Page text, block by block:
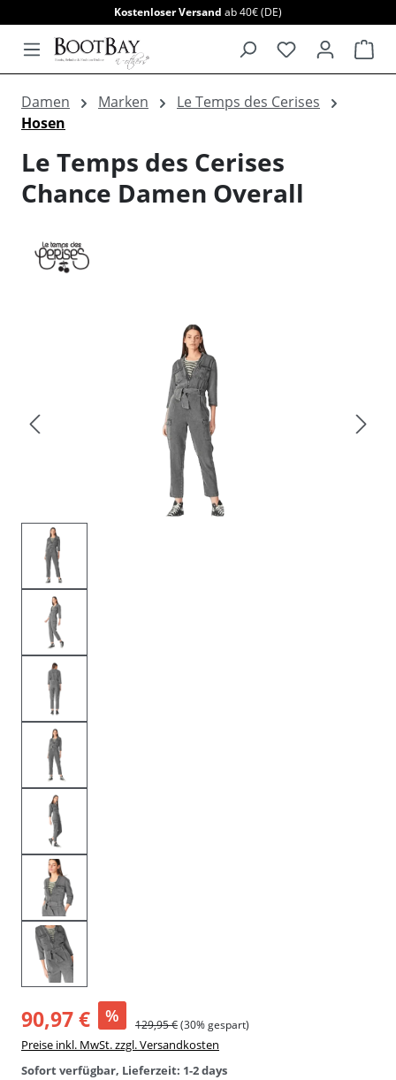
Kostenloser Versand ab 40€ (DE)
Damen Marken
Le Temps des Cerises
Hosen
Le Temps des Cerises
Chance Damen Overall
90,97 € % 129,95 €(30% gespart)
Preise inkl. MwSt. zzgl. Versandkosten
Sofort verfügbar, Lieferzeit: 1-2 days